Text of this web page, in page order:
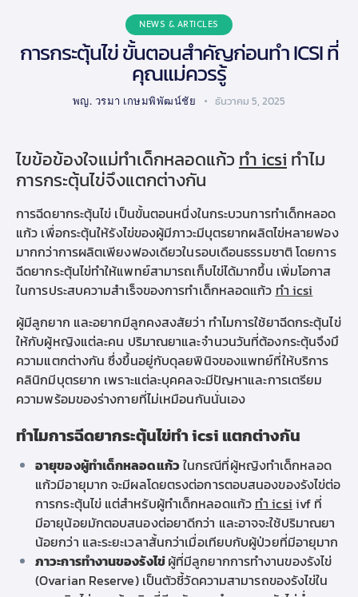
NEWS & ARTICLES
การกระตุ้นไข่ ขั้นตอนสำคัญก่อนทำ ICSI ที่
คุณแม่ควรรู้
พญ. วรมา เกษมพิพัฒน์ชัย ธันวาคม 5, 2025
ไขข้อข้องใจแม่ทำเด็กหลอดแก้ว ทำ icsi ทำไม
การกระตุ้นไข่จึงแตกต่างกัน
การฉีดยากระตุ้นไข่ เป็นขั้นตอนหนึ่งในกระบวนการทำเด็กหลอด
แก้ว เพื่อกระตุ้นให้รังไข่ของผู้มีภาวะมีบุตรยากผลิตไข่หลายฟอง
มากกว่าการผลิตเพียงฟองเดียวในรอบเดือนธรรมชาติ โดยการ
ฉีดยากระตุ้นไข่ทำให้แพทย์สามารถเก็บไข่ได้มากขึ้น เพิ่มโอกาส
ในการประสบความสำเร็จของการทำเด็กหลอดแก้ว ทำ icsi
ผู้มีลูกยาก และอยากมีลูกคงสงสัยว่า ทำไมการใช้ยาฉีดกระตุ้นไข่
ให้กับผู้หญิงแต่ละคน ปริมาณยาและจำนวนวันที่ต้องกระตุ้นจึงมึ
ความแตกต่างกัน ซึ่งขึ้นอยู่กับดุลยพินิจของแพทย์ที่ให้บริการ
คลินิกมีบุตรยาก เพราะแต่ละบุคคลจะมีปัญหาและการเตรียม
ความพร้อมของร่างกายที่ไม่เหมือนกันนั่นเอง
ทำไมการฉีดยากระตุ้นไข่ทำ icsi แตกต่างกัน
อายุของผู้ทำเด็กหลอดแก้วในกรณีที่ผู้หญิงทำเด็กหลอด
แก้วมีอายุมาก จะมีผลโดยตรงต่อการตอบสนองของรังไข่ต่อ
การกระตุ้นไข่ แต่สำหรับผู้ทำเด็กหลอดแก้ว ทํา icsi ivf ที่
มีอายุน้อยมักตอบสนองต่อยาดีกว่า และอาจจะใช้ปริมาณยา
น้อยกว่า และระยะเวลาสั้นกว่าเมื่อเทียบกับผู้ป่วยที่มีอายุมาก
ภาวะการทำงานของรังไข่ผู้ที่มีลูกยากการทำงานของรังไข่
(Ovarian Reserve) เป็นตัวชี้วัดความสามารถของรังไข่ใน